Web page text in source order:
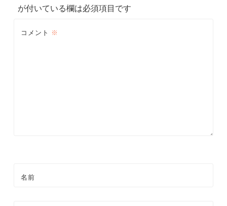
ゲ
ー
が付いている欄は必須項目です
コメント ※
名前